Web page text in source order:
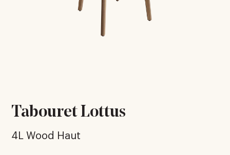
Tabouret Lottus
4L Wood Haut